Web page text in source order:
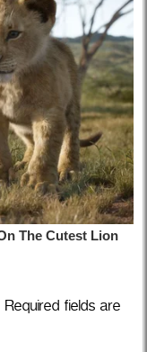
Required fields are